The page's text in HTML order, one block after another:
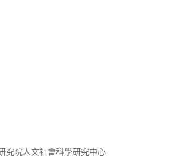
究院人文社會科學研究中心